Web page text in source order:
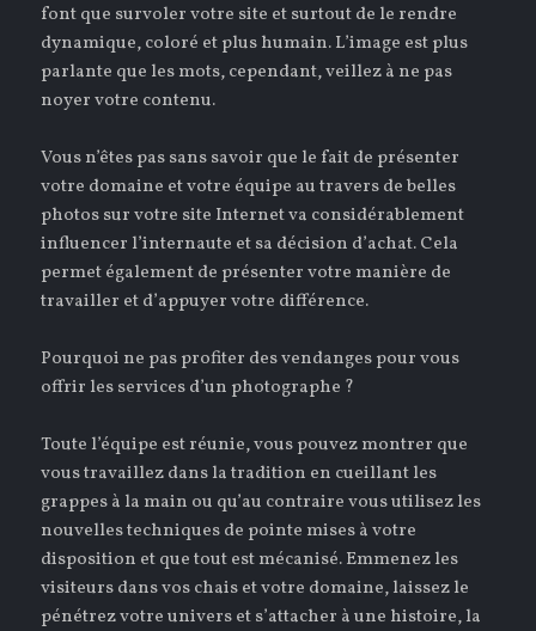
font que survoler votre site et surtout de le rendre
dynamique, coloré et plus humain. L’image est plus
parlante que les mots, cependant, veillez à ne pas
noyer votre contenu.
Vous n’êtes pas sans savoir que le fait de présenter
votre domaine et votre équipe au travers de belles
photos sur votre site Internet va considérablement
influencer l’internaute et sa décision d’achat. Cela
permet également de présenter votre manière de
travailler et d’appuyer votre différence.
Pourquoi ne pas profiter des vendanges pour vous
offrir les services d’un photographe ?
Toute l’équipe est réunie, vous pouvez montrer que
vous travaillez dans la tradition en cueillant les
grappes à la main ou qu’au contraire vous utilisez les
nouvelles techniques de pointe mises à votre
disposition et que tout est mécanisé. Emmenez les
visiteurs dans vos chais et votre domaine, laissez le
pénétrez votre univers et s’attacher à une histoire, la